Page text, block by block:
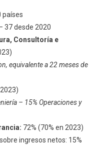
países
37 desde 2020
Consultoría e
equivalente a 22 meses de
– 15% Operaciones y
72% (70% en 2023)
ingresos netos: 15%